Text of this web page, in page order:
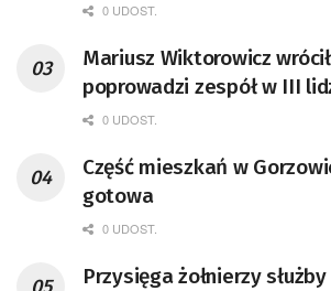
0 UDOST.
Mariusz Wiktorowicz
poprowadzi zespół w III
0 UDOST.
Część mieszkań w
gotowa
0 UDOST.
Przysięga żołnierzy